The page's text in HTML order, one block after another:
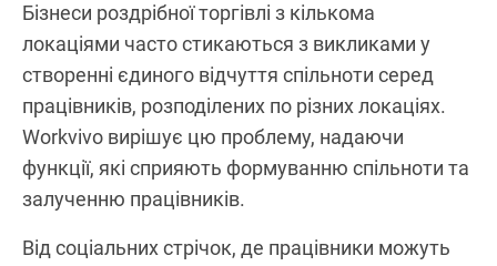
Бізнеси роздрібної торгівлі з кількома
локаціями часто стикаються з викликами у
створенні єдиного відчуття спільноти серед
працівників, розподілених по різних локаціях.
Workvivo вирішує цю проблему, надаючи
функції, які сприяють формуванню спільноти та
залученню працівників.
Від соціальних стрічок, де працівники можуть